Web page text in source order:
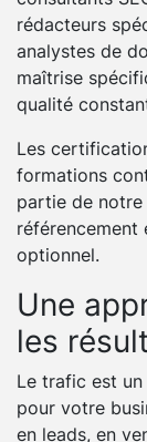
rédacteurs
analystes de
maîtrise
qualité
Les
formations
partie de
référencement
optionnel.
Une
les
Le trafic est
pour votre
en leads, en